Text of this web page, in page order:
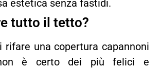
estetica senza fastidi.
tutto il tetto?
rifare una copertura capannoni
è certo dei più felici e